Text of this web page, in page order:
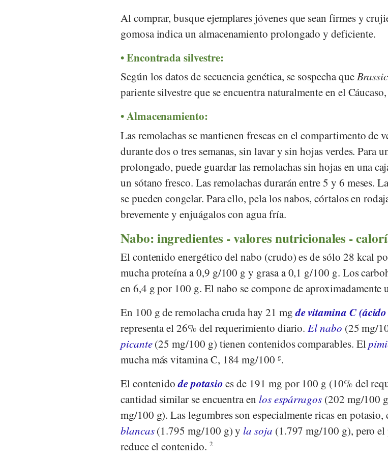
Al comprar, busque ejemplares jóvenes que sean firmes y
gomosa indica un almacenamiento prolongado y deficiente.
Encontrada silvestre:
Según los datos de secuencia genética, se sospecha que
pariente silvestre que se encuentra naturalmente en el
Almacenamiento:
Las remolachas se mantienen frescas en el compartimento de
durante dos o tres semanas, sin lavar y sin hojas verdes. Para
prolongado, puede guardar las remolachas sin hojas en una
un sótano fresco. Las remolachas durarán entre 5 y 6 meses.
se pueden congelar. Para ello, pela los nabos, córtalos en
brevemente y enjuágalos con agua fría.
Nabo: ingredientes - valores nutricionales -
El contenido energético del nabo (crudo) es de sólo 28 kcal
mucha proteína a 0,9 g/100 g y grasa a 0,1 g/100 g. Los
en 6,4 g por 100 g. El nabo se compone de aproximadamente
En 100 g de remolacha cruda hay 21 mgde vitamina C
representa el 26% del requerimiento diario.El nabo (25 mg/
picante(25 mg/100 g) tienen contenidos comparables. El
mucha más vitamina C, 184 mg/100 g.
El contenidode potasioes de 191 mg por 100 g (10% del
cantidad similar se encuentra en los espárragos (202 mg/100
mg/100 g). Las legumbres son especialmente ricas en potasio,
blancas(1.795 mg/100 g) y la soja (1.797 mg/100 g), pero el
reduce el contenido. 2